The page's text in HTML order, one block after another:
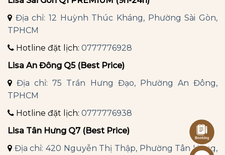
Địa chỉ: 12 Huỳnh Thúc Kháng, Phường Sài Gòn,
TPHCM
Hotline đặt lịch: 0777776928
Lisa An Đông Q5 (Best Price)
Địa chỉ: 75 Trần Hưng Đạo, Phường An Đông,
TPHCM
Hotline đặt lịch: 0777776938
Lisa Tân Hưng Q7 (Best Price)
Địa chỉ: 420 Nguyễn Thị Thập, Phường Tân Hưng,